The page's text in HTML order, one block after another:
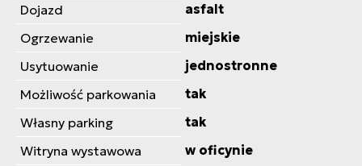
Dojazd
asfalt
Ogrzewanie
miejskie
Usytuowanie
jednostronne
Możliwość parkowania
tak
Własny parking
tak
Witryna wystawowa
w oficynie